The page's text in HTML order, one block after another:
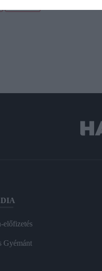
előfizetés
Gyémánt